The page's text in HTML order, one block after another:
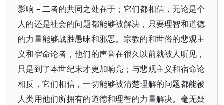
影响 – 二者的共同之处在于；它们都相信，无论是个
人的还是社会的问题都能够被解决，只要理智和道德
的力量能够战胜愚昧和邪恶。宗教的和世俗的悲观主
义和宿命论者，他们的声音在很久以前就被人听见，
只是到了本世纪末才更加响亮；与悲观主义和宿命论
相反，它们相信，一切能够被清楚理解的问题都能被
人类用他们所拥有的道德和理智的力量解决。毫无疑